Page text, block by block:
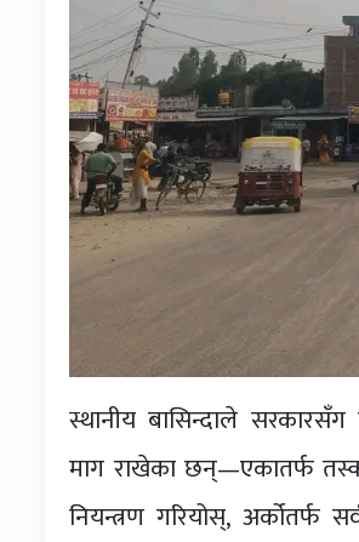
स्थानीय बासिन्दाले
माग राखेका छन्—एकातर्फ
नियन्त्रण गरियोस्, अर्कोतर्फ